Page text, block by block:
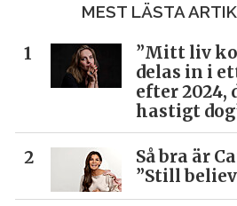
MEST LÄSTA
”Mitt liv
delas in i
efter 2024,
hastigt
Så bra är
”Still